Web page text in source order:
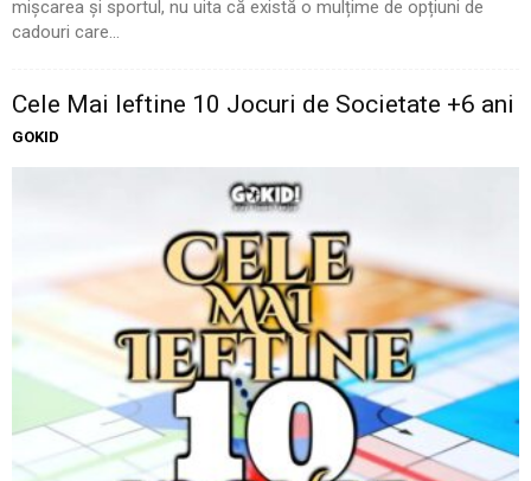
mișcarea și sportul, nu uita că există o mulțime de opțiuni de
cadouri care...
Cele Mai Ieftine 10 Jocuri de Societate +6 ani
GOKID